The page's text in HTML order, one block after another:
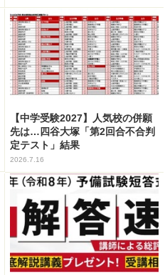
【中学受験2027】人気校の併願
先は…四谷大塚「第2回合不合判
定テスト」結果
2026.7.16